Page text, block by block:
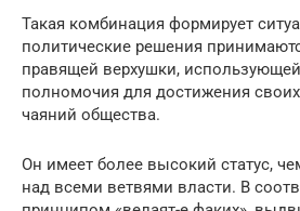
Такая комбинация формирует
политические решения
правящей верхушки,
полномочия для достижения
чаяний общества.
Он имеет более высокий статус,
над всеми ветвями власти. В